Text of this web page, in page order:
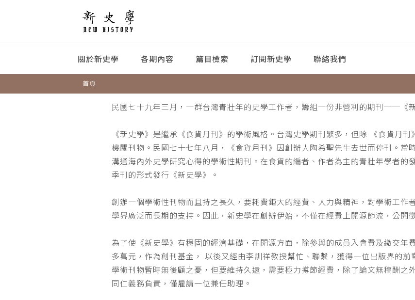
關於新史學 各期內容 篇目檢索 訂閱新史學 聯絡我們
首頁
民國七十九年三月，一群台灣青壯年的史學工作者，籌組一份非營利的期刊──《
《新史學》是繼承《食貨月刊》的學術風格。台灣史學期刊繁多，但除 《食貨月
機關刊物。民國七十七年八月，《食貨月刊》因創辦人陶希聖先生去世而停刊。當
溝通海內外史學研究心得的學術性期刊。在食貨的編者、作者為主的青壯年學者的
季刊的形式發行《新史學》。
創辦一個學術性刊物而且持之長久，要耗費鉅大的經費、人力與精神，對學術工作
學界廣泛而長期的支持。因此，新史學在創辦伊始，不僅在經費上開源節流，公開
為了使《新史學》有穩固的經濟基礎，在開源方面，除參與的成員入會費及繳交年
多萬元，作為創刊基金， 以後又經由李訓祥教授幫忙、聯繫，獲得一位出版界的
學術刊物暫時無後顧之憂，但要維持久遠，需要極力撙節經費，除了論文無稿酬之
同仁義務負責，僅雇請一位兼任助理。